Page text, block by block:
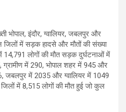
इंदौर, ग्वालियर, जबलपुर और
में सड़क हादसे और मौतों की संख्या
लोगों की मौत सड़क दुर्घटनाओं में
में 290, भोपाल शहर में 945 और
जबलपुर में 2035 और ग्वालियर में 1049
जिलों में 8,515 लोगों की मौत हुई जो कुल